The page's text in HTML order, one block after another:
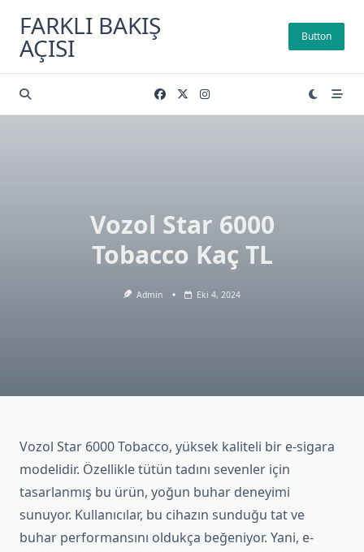
content
FARKLI BAKIŞ
AÇISI Button
Vozol Star 6000
Tobacco Kaç TL
Admin Eki 4, 2024
Vozol Star 6000 Tobacco, yüksek kaliteli bir e-sigara
modelidir. Özellikle tütün tadını sevenler için
tasarlanmış bu ürün, yoğun buhar deneyimi
sunuyor. Kullanıcılar, bu cihazın sunduğu tat ve
buhar performansını oldukça beğeniyor. Yani, e-